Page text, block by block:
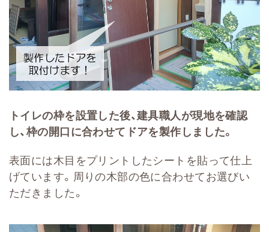
トイレの枠を設置した後、建具職人が現地を確認
し、枠の開口に合わせてドアを製作しました。
表面には木目をプリントしたシートを貼って仕上
げています。周りの木部の色に合わせてお選びい
ただきました。